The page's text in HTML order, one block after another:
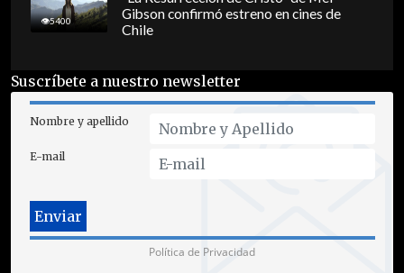
5400
Gibson confirmó estreno en cines de
Chile
Suscríbete a nuestro newsletter
Nombre y apellido
E-mail
Política de Privacidad